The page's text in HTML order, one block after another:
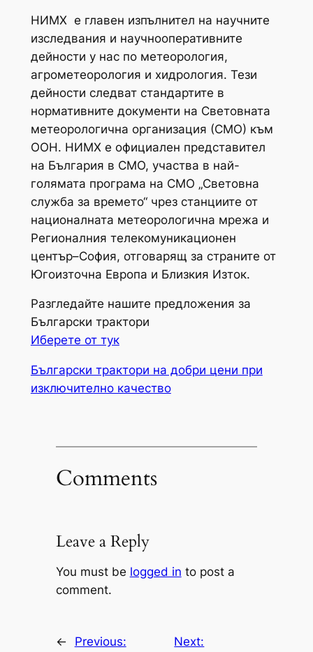
НИМХ е главен изпълнител на научните
изследвания и научнооперативните
дейности у нас по метеорология,
агрометеорология и хидрология. Тези
дейности следват стандартите в
нормативните документи на Световната
метеорологична организация (СМО) към
ООН. НИМХ е официален представител
на България в СМО, участва в най-
голямата програма на СМО „Световна
служба за времето“ чрез станциите от
националната метеорологична мрежа и
Регионалния телекомуникационен
център–София, отговарящ за страните от
Югоизточна Европа и Близкия Изток.
Разгледайте нашите предложения за
Български трактори
Иберете от тук
Български трактори на добри цени при
изключително качество
Comments
Leave a Reply
You must be logged in to post a
comment.
←
Previous:
Next: